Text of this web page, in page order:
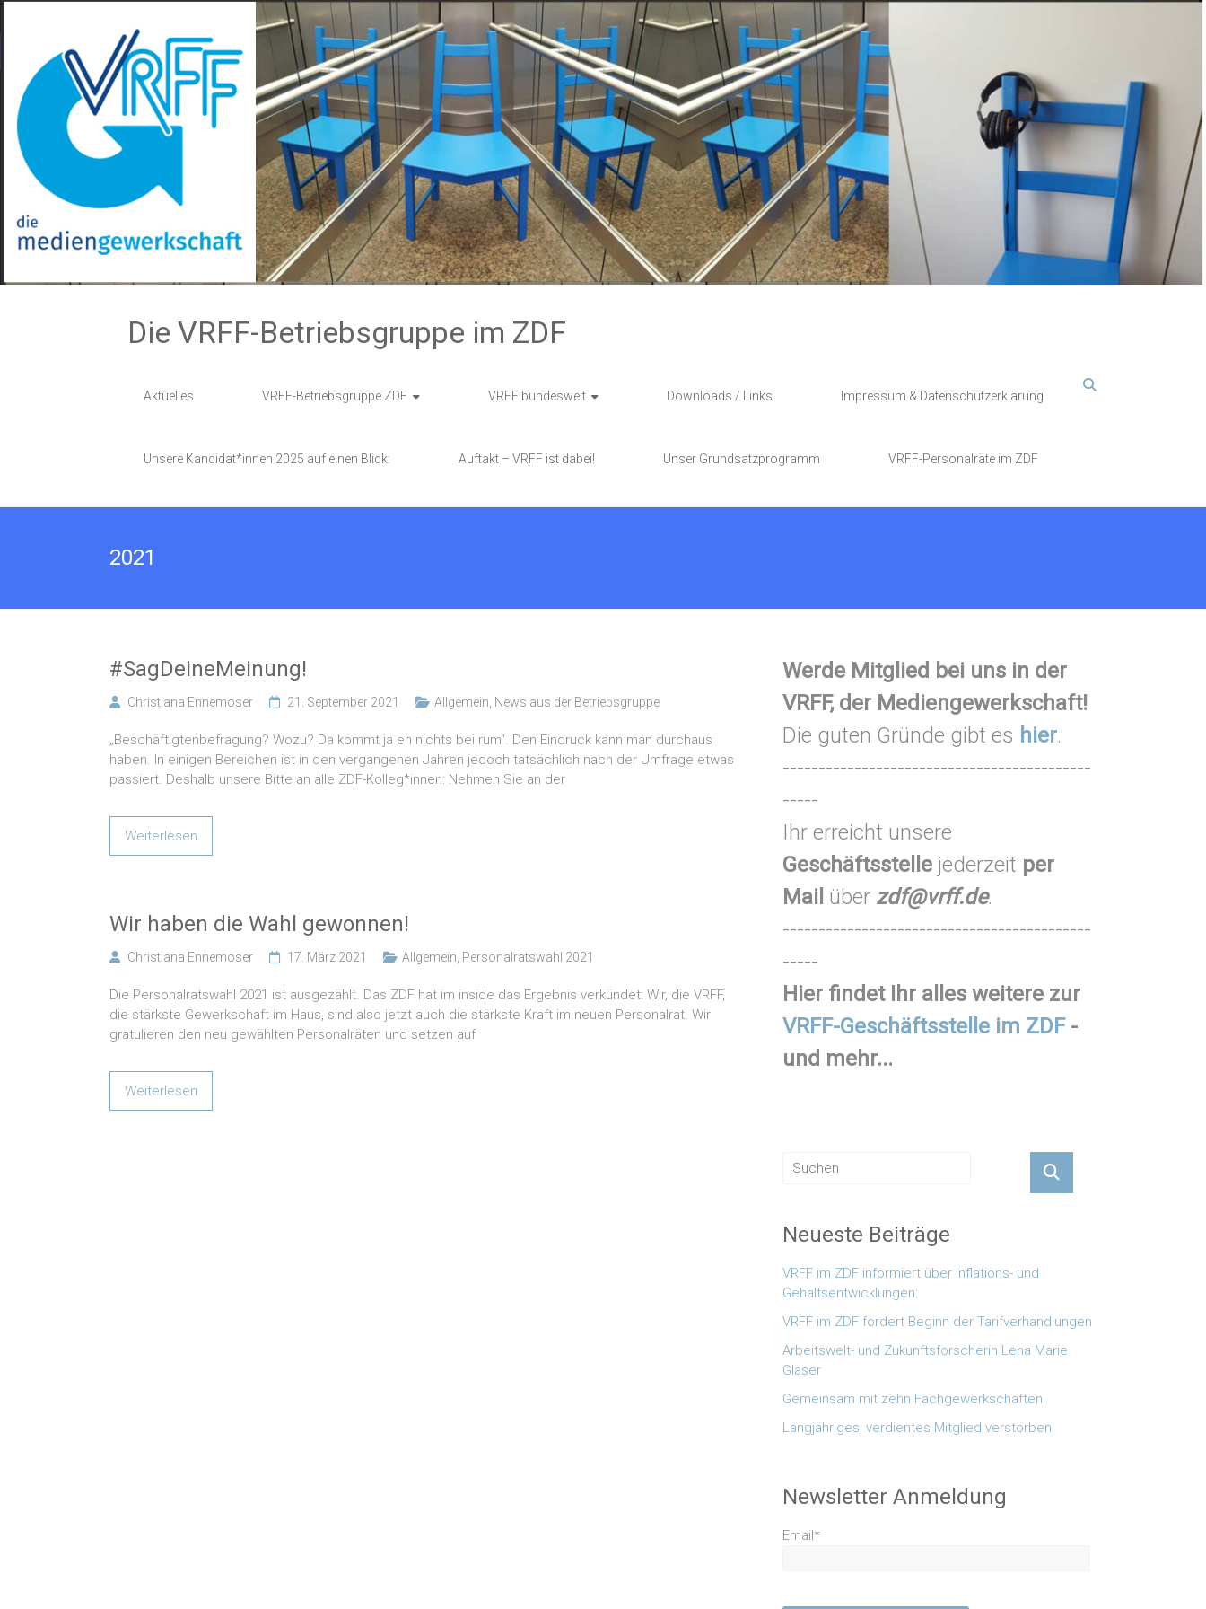
Die VRFF-Betriebsgruppe im ZDF
Aktuelles VRFF-Betriebsgruppe ZDF VRFF bundesweit Downloads / Links Impressum & Datenschutzerklärung
Unsere Kandidat*innen 2025 auf einen Blick: Auftakt – VRFF ist dabei! Unser Grundsatzprogramm VRFF-Personalräte im ZDF
2021
#SagDeineMeinung!
Christiana Ennemoser 21. September 2021 Allgemein News aus der Betriebsgruppe
„Beschäftigtenbefragung? Wozu? Da kommt ja eh nichts bei rum“. Den Eindruck kann man durchaus
haben. In einigen Bereichen ist in den vergangenen Jahren jedoch tatsächlich nach der Umfrage etwas
passiert. Deshalb unsere Bitte an alle ZDF-Kolleg*innen: Nehmen Sie an der
Weiterlesen
Wir haben die Wahl gewonnen!
Christiana Ennemoser 17. März 2021 Allgemein Personalratswahl 2021
Die Personalratswahl 2021 ist ausgezählt. Das ZDF hat im inside das Ergebnis verkündet: Wir, die VRFF,
die stärkste Gewerkschaft im Haus, sind also jetzt auch die stärkste Kraft im neuen Personalrat. Wir
gratulieren den neu gewählten Personalräten und setzen auf
Weiterlesen
Werde Mitglied bei uns in der
VRFF, der Mediengewerkschaft!
Die guten Gründe gibt es hier.
-------------------------------------------
-----
Ihr erreicht unsere
Geschäftsstelle jederzeit per
Mail über zdf@vrff.de.
-------------------------------------------
-----
Hier findet Ihr alles weitere zur
VRFF-Geschäftsstelle im ZDF-
und mehr...
Neueste Beiträge
VRFF im ZDF informiert über Inflations- und
Gehaltsentwicklungen:
VRFF im ZDF fordert Beginn der Tarifverhandlungen
Arbeitswelt- und Zukunftsforscherin Lena Marie
Glaser
Gemeinsam mit zehn Fachgewerkschaften
Langjähriges, verdientes Mitglied verstorben
Newsletter Anmeldung
Email*